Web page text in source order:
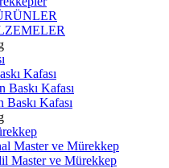
Kafası
Baskı Kafası
Baskı Kafası
Master ve Mürekkep
Master ve Mürekkep